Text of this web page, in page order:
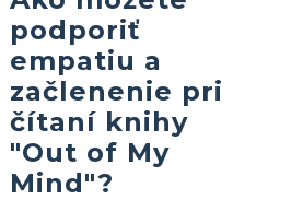
podporiť
empatiu a
začlenenie pri
čítaní knihy
"Out of My
Mind"?